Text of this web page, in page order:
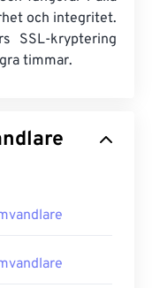
och integritet.
SSL-kryptering
timmar.